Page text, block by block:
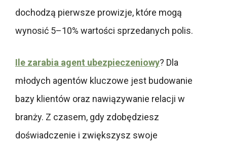
dochodzą pierwsze prowizje, które mogą
wynosić 5–10% wartości sprzedanych polis.
Ile zarabia agent ubezpieczeniowy? Dla
młodych agentów kluczowe jest budowanie
bazy klientów oraz nawiązywanie relacji w
branży. Z czasem, gdy zdobędziesz
doświadczenie i zwiększysz swoje